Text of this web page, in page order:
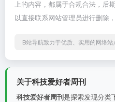
上的内容，都属于合规合法，后
以直接联系网站管理员进行删除
B站导航致力于优质、实用的网络站
关于科技爱好者周刊
科技爱好者周刊是探索发现分类